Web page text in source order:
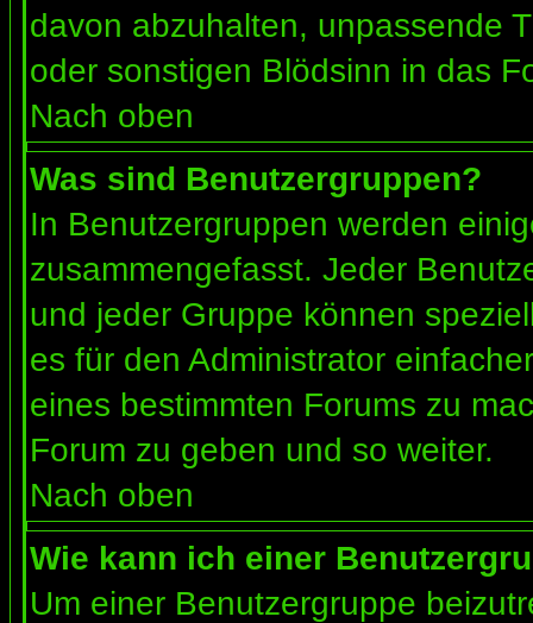
davon abzuhalten, unpassende
oder sonstigen Blödsinn in das
Nach oben
Was sind Benutzergruppen?
In Benutzergruppen werden
zusammengefasst. Jeder
und jeder Gruppe können
es für den Administrator
eines bestimmten Forums zu
Forum zu geben und so weiter.
Nach oben
Wie kann ich einer
Um einer Benutzergruppe